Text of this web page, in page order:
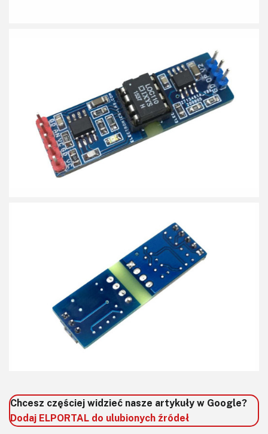
Chcesz częściej widzieć nasze artykuły w Google?
Dodaj ELPORTAL do ulubionych źródeł